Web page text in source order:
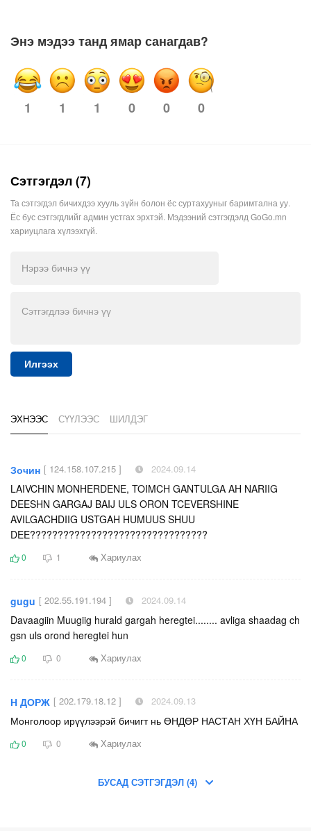
Энэ мэдээ танд ямар санагдав?
1 1 1 0 0 0
Сэтгэгдэл (7)
Та сэтгэгдэл бичихдээ хууль зүйн болон ёс суртахууныг баримтална уу.
Ёс бус сэтгэгдлийг админ устгах эрхтэй. Мэдээний сэтгэгдэлд GoGo.mn
хариуцлага хүлээхгүй.
Илгээх
ЭХНЭЭС СҮҮЛЭЭС ШИЛДЭГ
Зочин [ 124.158.107.215 ] 2024.09.14
LAIVCHIN MONHERDENE, TOIMCH GANTULGA AH NARIIG
DEESHN GARGAJ BAIJ ULS ORON TCEVERSHINE
AVILGACHDIIG USTGAH HUMUUS SHUU
DEE????????????????????????????????
0 1 Хариулах
gugu [ 202.55.191.194 ] 2024.09.14
Davaagiin Muugiig hurald gargah heregtei........ avliga shaadag ch
gsn uls orond heregtei hun
0 0 Хариулах
Н ДОРЖ [ 202.179.18.12 ] 2024.09.13
Монголоор ирүүлээрэй бичигт нь ӨНДӨР НАСТАН ХҮН БАЙНА
0 0 Хариулах
БУСАД СЭТГЭГДЭЛ (4)